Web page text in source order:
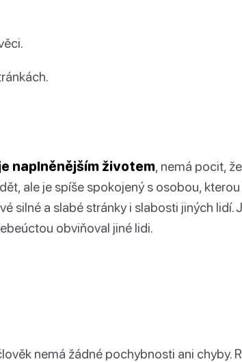
naplněnějším životem, nemá pocit,
ale je spíše spokojený s osobou, kterou
silné a slabé stránky i slabosti jiných lidí.
obviňoval jiné lidi.
nemá žádné pochybnosti ani chyby.